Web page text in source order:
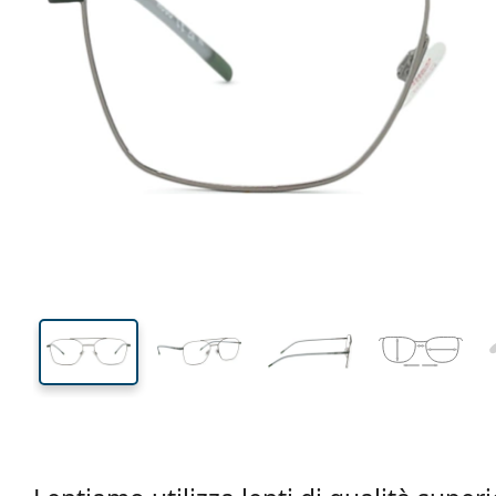
Larghezza montatura
44 mm
Altezza lente
55 mm
Diametro lente (Calibro)
Diametro
lente